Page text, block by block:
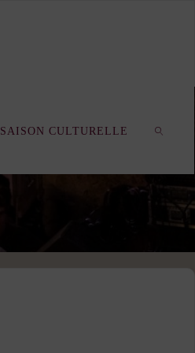
SAISON CULTURELLE